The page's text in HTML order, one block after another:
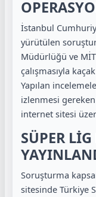
İstanbul
yürütülen
Müdürlüğü ve MİT
çalışmasıyla
Yapılan
izlenmesi
internet sitesi
SÜPER
Soruşturma
sitesinde Türkiye